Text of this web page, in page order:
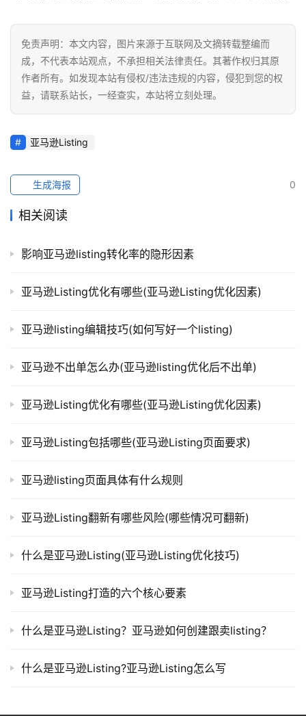
免责声明：本文内容，图片来源于互联网及文摘转载整编而
成，不代表本站观点，不承担相关法律责任。其著作权归其原
作者所有。如发现本站有侵权/违法违规的内容，侵犯到您的权
益，请联系站长，一经查实，本站将立刻处理。
亚马逊Listing
0
生成海报
相关阅读
影响亚马逊listing转化率的隐形因素
亚马逊Listing优化有哪些(亚马逊Listing优化因素)
亚马逊listing编辑技巧(如何写好一个listing)
亚马逊不出单怎么办(亚马逊listing优化后不出单)
亚马逊Listing优化有哪些(亚马逊Listing优化因素)
亚马逊Listing包括哪些(亚马逊Listing页面要求)
亚马逊listing页面具体有什么规则
亚马逊Listing翻新有哪些风险(哪些情况可翻新)
什么是亚马逊Listing(亚马逊Listing优化技巧)
亚马逊Listing打造的六个核心要素
什么是亚马逊Listing？亚马逊如何创建跟卖listing？
什么是亚马逊Listing?亚马逊Listing怎么写